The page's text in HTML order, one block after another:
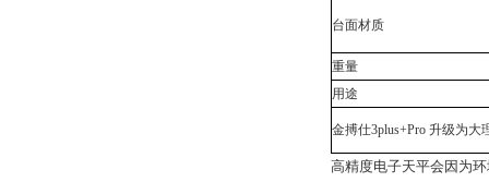
台面材质
重量
用途
金搏仕3plus+Pro 升级为大
高精度电子天平会因为